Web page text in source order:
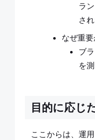
ラ
され
なぜ重
ブ
を
目的に応じ
ここからは、運